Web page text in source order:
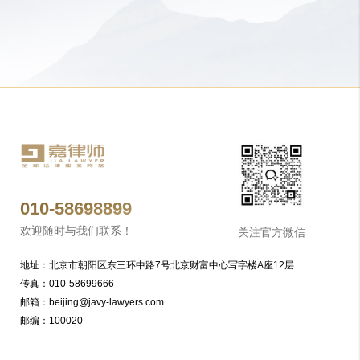
010-58698899
欢迎随时与我们联系！
地址：北京市朝阳区东三环中路7号北京财富中心写字楼A座12层
传真：010-58699666
邮箱：beijing@javy-lawyers.com
邮编：100020
关注官方微信